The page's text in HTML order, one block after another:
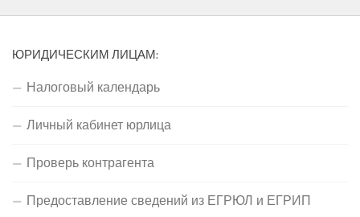
ЮРИДИЧЕСКИМ ЛИЦАМ:
Налоговый календарь
Личный кабинет юрлица
Проверь контрагента
Предоставление сведений из ЕГРЮЛ и ЕГРИП